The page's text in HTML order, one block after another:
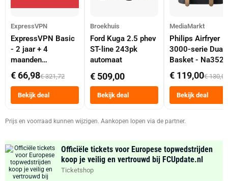
ExpressVPN
ExpressVPN Basic
- 2 jaar + 4
maanden
abonnement
€ 66,98€ 321,72
Bekijk deal
Broekhuis
Ford Kuga 2.5 phev
ST-line 243pk
automaat
€ 509,00
Bekijk deal
MediaMarkt
Philips Airfryer
3000-serie Dual
Basket -
Dubbele Mand 9
Tot 6 Personen
Heteluchtfriteuse
Zwart
€ 119,00€ 130,00
Bekijk deal
Prijs en voorraad kunnen wijzigen. Aankopen lopen via de partner.
Officiële tickets voor Europese topwedstrijden
koop je veilig en vertrouwd bij FCUpdate.nl
Ticketshop